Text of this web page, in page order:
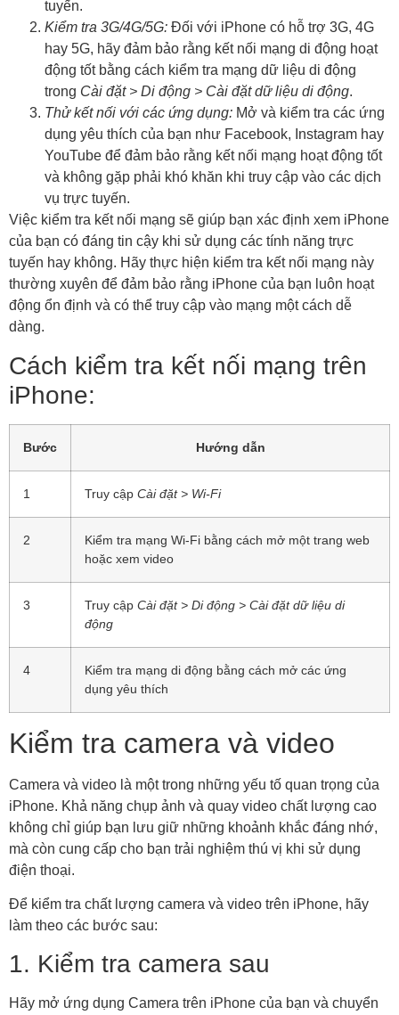
tuyến.
Kiểm tra 3G/4G/5G: Đối với iPhone có hỗ trợ 3G, 4G
hay 5G, hãy đảm bảo rằng kết nối mạng di động hoạt
động tốt bằng cách kiểm tra mạng dữ liệu di động
trong Cài đặt > Di động > Cài đặt dữ liệu di động.
Thử kết nối với các ứng dụng: Mở và kiểm tra các ứng
dụng yêu thích của bạn như Facebook, Instagram hay
YouTube để đảm bảo rằng kết nối mạng hoạt động tốt
và không gặp phải khó khăn khi truy cập vào các dịch
vụ trực tuyến.
Việc kiểm tra kết nối mạng sẽ giúp bạn xác định xem iPhone
của bạn có đáng tin cậy khi sử dụng các tính năng trực
tuyến hay không. Hãy thực hiện kiểm tra kết nối mạng này
thường xuyên để đảm bảo rằng iPhone của bạn luôn hoạt
động ổn định và có thể truy cập vào mạng một cách dễ
dàng.
Cách kiểm tra kết nối mạng trên
iPhone:
Bước Hướng dẫn
1 Truy cập Cài đặt > Wi-Fi
2
Kiểm tra mạng Wi-Fi bằng cách mở một trang web
hoặc xem video
3 Truy cập Cài đặt > Di động > Cài đặt dữ liệu di
động
4
Kiểm tra mạng di động bằng cách mở các ứng
dụng yêu thích
Kiểm tra camera và video
Camera và video là một trong những yếu tố quan trọng của
iPhone. Khả năng chụp ảnh và quay video chất lượng cao
không chỉ giúp bạn lưu giữ những khoảnh khắc đáng nhớ,
mà còn cung cấp cho bạn trải nghiệm thú vị khi sử dụng
điện thoại.
Để kiểm tra chất lượng camera và video trên iPhone, hãy
làm theo các bước sau:
1. Kiểm tra camera sau
Hãy mở ứng dụng Camera trên iPhone của bạn và chuyển